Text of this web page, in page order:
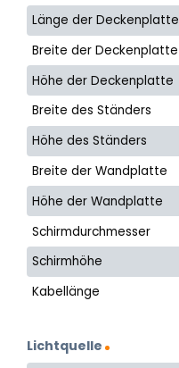
Länge der Deckenplatte
Breite der Deckenplatte
Höhe der Deckenplatte
Breite des Ständers
Höhe des Ständers
Breite der Wandplatte
Höhe der Wandplatte
Schirmdurchmesser
Schirmhöhe
Kabellänge
Lichtquelle